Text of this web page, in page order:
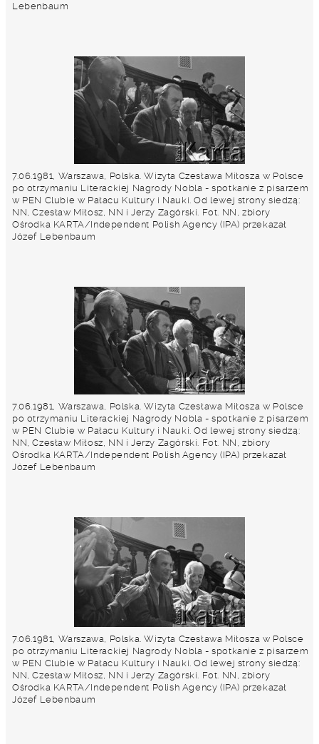
Lebenbaum
7.06.1981, Warszawa, Polska. Wizyta Czesława Miłosza w Polsce
po otrzymaniu Literackiej Nagrody Nobla - spotkanie z pisarzem
w PEN Clubie w Pałacu Kultury i Nauki. Od lewej strony siedzą:
NN, Czesław Miłosz, NN i Jerzy Zagórski. Fot. NN, zbiory
Ośrodka KARTA/Independent Polish Agency (IPA) przekazał
Józef Lebenbaum
7.06.1981, Warszawa, Polska. Wizyta Czesława Miłosza w Polsce
po otrzymaniu Literackiej Nagrody Nobla - spotkanie z pisarzem
w PEN Clubie w Pałacu Kultury i Nauki. Od lewej strony siedzą:
NN, Czesław Miłosz, NN i Jerzy Zagórski. Fot. NN, zbiory
Ośrodka KARTA/Independent Polish Agency (IPA) przekazał
Józef Lebenbaum
7.06.1981, Warszawa, Polska. Wizyta Czesława Miłosza w Polsce
po otrzymaniu Literackiej Nagrody Nobla - spotkanie z pisarzem
w PEN Clubie w Pałacu Kultury i Nauki. Od lewej strony siedzą:
NN, Czesław Miłosz, NN i Jerzy Zagórski. Fot. NN, zbiory
Ośrodka KARTA/Independent Polish Agency (IPA) przekazał
Józef Lebenbaum